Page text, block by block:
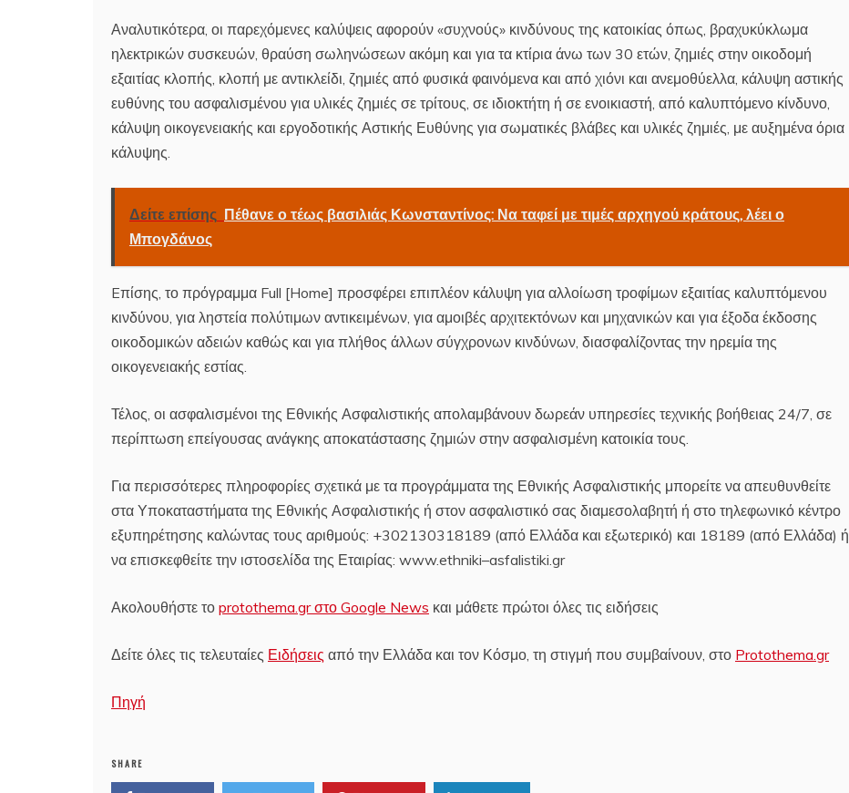
Αναλυτικότερα, οι παρεχόμενες καλύψεις αφορούν «συχνούς» κινδύνους της κατοικίας όπως, βραχυκύκλωμα
ηλεκτρικών συσκευών, θραύση σωληνώσεων ακόμη και για τα κτίρια άνω των 30 ετών, ζημιές στην οικοδομή
εξαιτίας κλοπής, κλοπή με αντικλείδι, ζημιές από φυσικά φαινόμενα και από χιόνι και ανεμοθύελλα, κάλυψη αστικής
ευθύνης του ασφαλισμένου για υλικές ζημιές σε τρίτους, σε ιδιοκτήτη ή σε ενοικιαστή, από καλυπτόμενο κίνδυνο,
κάλυψη οικογενειακής και εργοδοτικής Αστικής Ευθύνης για σωματικές βλάβες και υλικές ζημιές, με αυξημένα όρια
κάλυψης.
Δείτε επίσης Πέθανε ο τέως βασιλιάς Κωνσταντίνος: Να ταφεί με τιμές αρχηγού κράτους, λέει ο
Μπογδάνος
Eπίσης, το πρόγραμμα Full [Home] προσφέρει επιπλέον κάλυψη για αλλοίωση τροφίμων εξαιτίας καλυπτόμενου
κινδύνου, για ληστεία πολύτιμων αντικειμένων, για αμοιβές αρχιτεκτόνων και μηχανικών και για έξοδα έκδοσης
οικοδομικών αδειών καθώς και για πλήθος άλλων σύγχρονων κινδύνων, διασφαλίζοντας την ηρεμία της
οικογενειακής εστίας.
Τέλος, οι ασφαλισμένοι της Εθνικής Ασφαλιστικής απολαμβάνουν δωρεάν υπηρεσίες τεχνικής βοήθειας 24/7, σε
περίπτωση επείγουσας ανάγκης αποκατάστασης ζημιών στην ασφαλισμένη κατοικία τους.
Για περισσότερες πληροφορίες σχετικά με τα προγράμματα της Εθνικής Ασφαλιστικής μπορείτε να απευθυνθείτε
στα Υποκαταστήματα της Εθνικής Ασφαλιστικής ή στον ασφαλιστικό σας διαμεσολαβητή ή στο τηλεφωνικό κέντρο
εξυπηρέτησης καλώντας τους αριθμούς: +302130318189 (από Ελλάδα και εξωτερικό) και 18189 (από Ελλάδα) ή
να επισκεφθείτε την ιστοσελίδα της Εταιρίας: www.ethniki–asfalistiki.gr
Ακολουθήστε το protothema.gr στο Google News και μάθετε πρώτοι όλες τις ειδήσεις
Δείτε όλες τις τελευταίες Ειδήσεις από την Ελλάδα και τον Κόσμο, τη στιγμή που συμβαίνουν, στο Protothema.gr
Πηγή
SHARE